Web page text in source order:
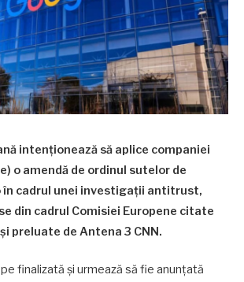
intenționează să aplice companiei
o amendă de ordinul sutelor de
în cadrul unei investigații antitrust,
din cadrul Comisiei Europene citate
preluate de Antena 3 CNN.
finalizată și urmează să fie anunțată